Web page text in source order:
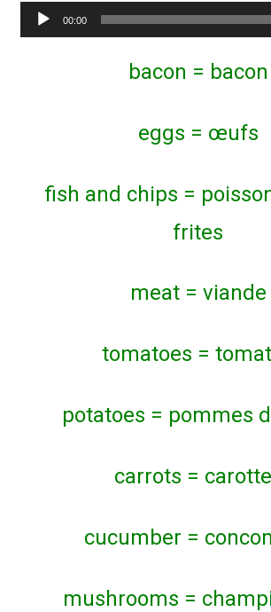
Lecteur
audio
00:00
bacon = bacon
eggs = œufs
fish and chips =
frites
meat = viande
tomatoes =
potatoes = pommes
carrots =
cucumber =
mushrooms =